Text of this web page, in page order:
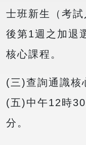
士班新生（考
後第1週之加退
核心課程。
(三)查詢通識核
(五)中午12時
分。